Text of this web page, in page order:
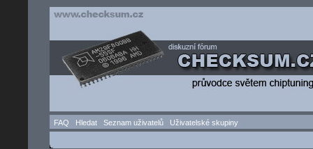
FAQ Hledat Seznam uživatelů Uživatelské skupiny